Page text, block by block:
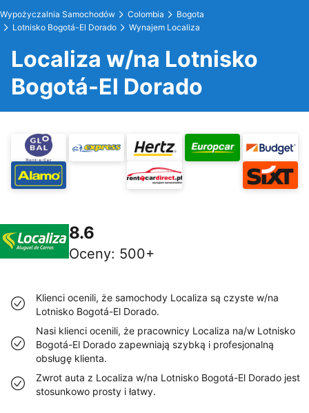
Wypożyczalnia Samochodów Colombia
Bogota
Lotnisko Bogotá-El Dorado
Wynajem Localiza
Localiza w/na Lotnisko
Bogotá-El Dorado
8.6
Oceny: 500+
Klienci ocenili, że samochody Localiza są czyste w/na
Lotnisko Bogotá-El Dorado.
Nasi klienci ocenili, że pracownicy Localiza na/w Lotnisko
Bogotá-El Dorado zapewniają szybką i profesjonalną
obsługę klienta.
Zwrot auta z Localiza w/na Lotnisko Bogotá-El Dorado jest
stosunkowo prosty i łatwy.